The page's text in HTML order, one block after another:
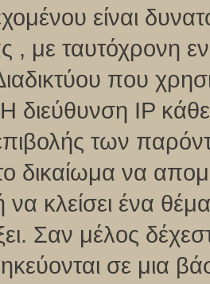
είναι
, με ταυτόχρονη
που
διεύθυνση IP
των
δικαίωμα να
να κλείσει ένα
Σαν μέλος
σε μια